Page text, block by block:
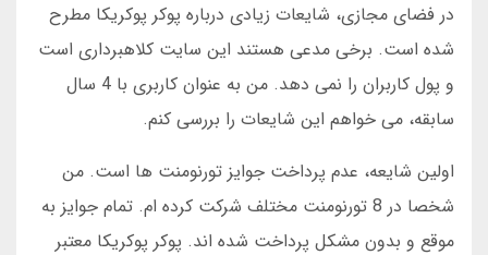
در فضای مجازی، شایعات زیادی درباره پوکر پوکریکا مطرح
شده است. برخی مدعی هستند این سایت کلاهبرداری است
و پول کاربران را نمی دهد. من به عنوان کاربری با 4 سال
سابقه، می خواهم این شایعات را بررسی کنم.
اولین شایعه، عدم پرداخت جوایز تورنومنت ها است. من
شخصا در 8 تورنومنت مختلف شرکت کرده ام. تمام جوایز به
موقع و بدون مشکل پرداخت شده اند. پوکر پوکریکا معتبر